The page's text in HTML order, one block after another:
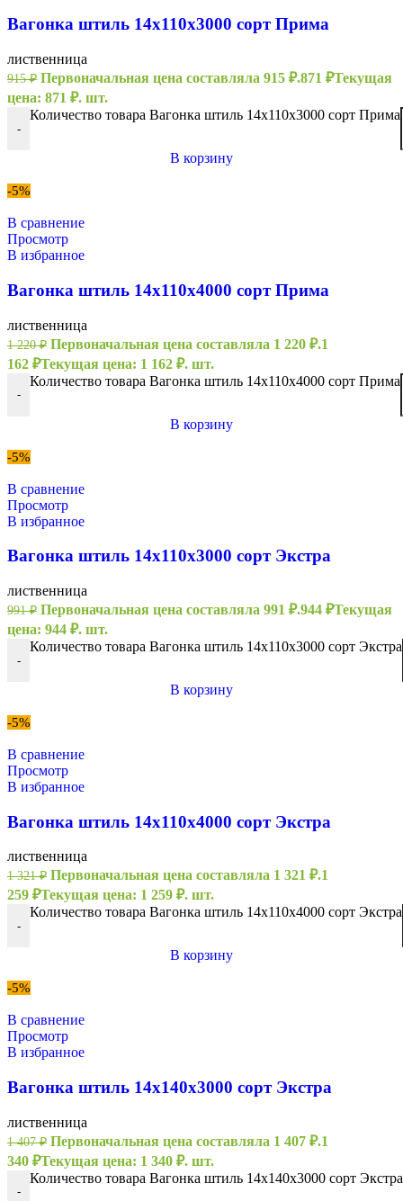
Вагонка штиль 14х110х3000 сорт Прима
лиственница
915₽ Первоначальная цена составляла 915 ₽.871 ₽Текущая
цена: 871 ₽. шт.
-
Количество товара Вагонка штиль 14х110х3000 сорт Прима
В корзину
-5%
В сравнение
Просмотр
В избранное
Вагонка штиль 14х110х4000 сорт Прима
лиственница
1 220₽ Первоначальная цена составляла 1 220 ₽.1
162 ₽Текущая цена: 1 162 ₽. шт.
-
Количество товара Вагонка штиль 14х110х4000 сорт Прима
В корзину
-5%
В сравнение
Просмотр
В избранное
Вагонка штиль 14х110х3000 сорт Экстра
лиственница
991₽ Первоначальная цена составляла 991 ₽.944 ₽Текущая
цена: 944 ₽. шт.
-
Количество товара Вагонка штиль 14х110х3000 сорт Экстра
В корзину
-5%
В сравнение
Просмотр
В избранное
Вагонка штиль 14х110х4000 сорт Экстра
лиственница
1 321₽ Первоначальная цена составляла 1 321 ₽.1
259 ₽Текущая цена: 1 259 ₽. шт.
-
Количество товара Вагонка штиль 14х110х4000 сорт Экстра
В корзину
-5%
В сравнение
Просмотр
В избранное
Вагонка штиль 14х140х3000 сорт Экстра
лиственница
1 407₽ Первоначальная цена составляла 1 407 ₽.1
340 ₽Текущая цена: 1 340 ₽. шт.
-
Количество товара Вагонка штиль 14х140х3000 сорт Экстра